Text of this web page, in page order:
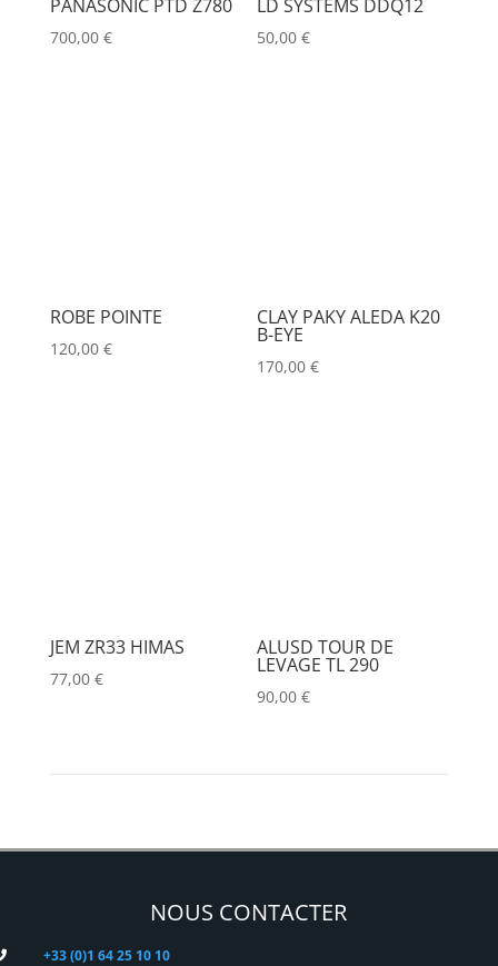
PANASONIC PTD Z780
700,00 €
LD SYSTEMS DDQ12
50,00€
ROBE POINTE
120,00 €
CLAY PAKY ALEDA K20
B-EYE
170,00€
JEM ZR33 HIMAS
77,00 €
ALUSD TOUR DE
LEVAGE TL 290
90,00€
NOUS CONTACTER
+33 (0)1 64 25 10 10